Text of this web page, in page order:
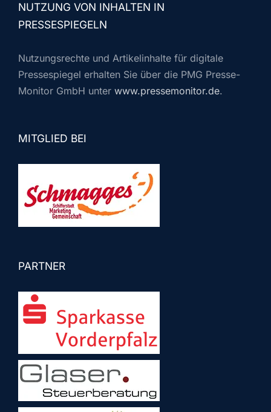
NUTZUNG VON INHALTEN IN
PRESSESPIEGELN
Nutzungsrechte und Artikelinhalte für digitale
Pressespiegel erhalten Sie über die PMG Presse-
Monitor GmbH unter www.pressemonitor.de.
MITGLIED BEI
PARTNER